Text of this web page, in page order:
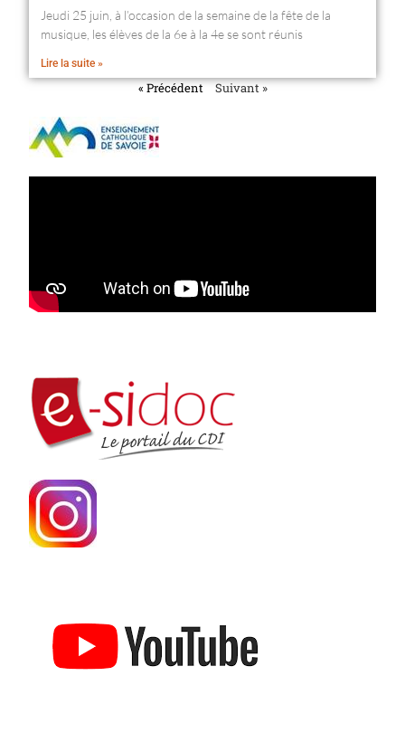
Jeudi 25 juin, à l’occasion de la semaine de la fête de la
musique, les élèves de la 6e à la 4e se sont réunis
Lire la suite »
« Précédent Suivant »